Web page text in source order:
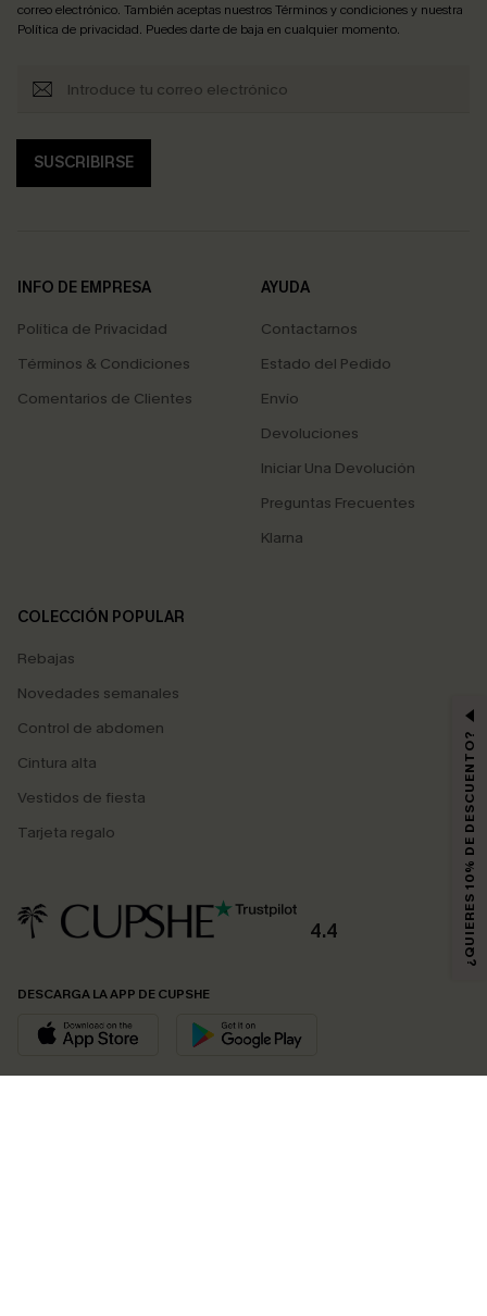
correo electrónico. También aceptas nuestrosTérminos y condicionesy nuestra
Política de privacidad. Puedes darte de baja en cualquier momento.
SUSCRIBIRSE
INFO DE EMPRESA
Política de Privacidad
Términos & Condiciones
Comentarios de Clientes
AYUDA
Contactarnos
Estado del Pedido
Envío
Devoluciones
Iniciar Una Devolución
Preguntas Frecuentes
Klarna
COLECCIÓN POPULAR
Rebajas
Novedades semanales
Control de abdomen
Cintura alta
Vestidos de fiesta
Tarjeta regalo
4.4
DESCARGA LA APP DE CUPSHE
¿QUIERES 10% DE DESCUENTO?